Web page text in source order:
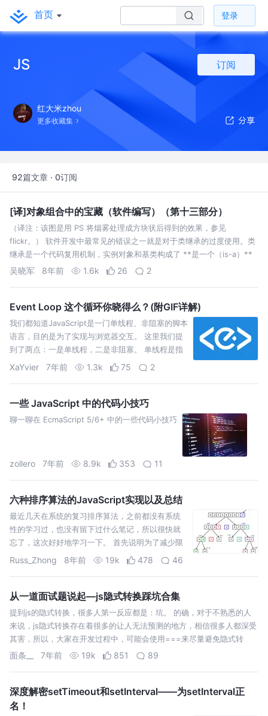
首页 登录
JS 订阅
红大米zhou
更多收藏集
92篇文章 · 0订阅
[译]对象组合中的宝藏（软件编写）（第十三部分）
（译注：该图是用 PS 将烟雾处理成方块状后得到的效果，参见
flickr。） 软件开发中最常见的错误之一就是对于类继承的过度使用。类
继承是一个代码复用机制，实例对象和基类构成了 **是一个（is-a）**
关系。如果你想要使用 is-a 关系来构建应用程序，你将陷入麻烦，因为
吴晓军 8年前 1.6k 26 2
Event Loop 这个循环你晓得么？(附GIF详解)
我们都知道JavaScript是一门单线程、非阻塞的脚本
语言，目的是为了实现与浏览器交互。 这里我们提
到了两点：一是单线程，二是非阻塞。 单线程是指
JavaScript在执行的时候，有且只有一个主线程来处
XaYvier 7年前 1.3k 75 2
一些 JavaScript 中的代码小技巧
聊一聊在 EcmaScript 5/6+ 中的一些代码小技巧
zollero 7年前 8.9k 353 11
六种排序算法的JavaScript实现以及总结
最近几天在系统的复习排序算法，之前都没有系统
性的学习过，也没有留下过什么笔记，所以很快就
忘了，这次好好地学习一下。 首先说明为了减少限
制，以下代码通通运行于Node V8引擎而非浏览
个…
Russ_Zhong 8年前 19k 478 46
从一道面试题说起—js隐式转换踩坑合集
提到js的隐式转换，很多人第一反应都是：坑。 的确，对于不熟悉的人
来说，js隐式转换存在着很多的让人无法预测的地方，相信很多人都深受
其害，所以，大家在开发过程中，可能会使用===来尽量避免隐式转
换。但是，为了更加深入的理解javascript，本着对知识渴望的精神，我
面条__ 7年前 19k 851 89
深度解密setTimeout和setInterval——为setInterval正
名！